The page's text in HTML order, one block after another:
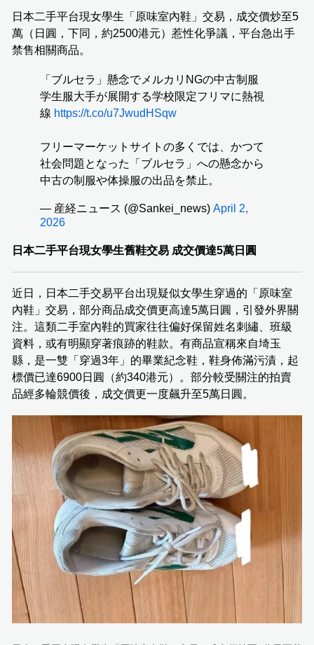
日本二手平台現女學生「原味室內鞋」交易，成交價炒至5
萬（日圓，下同，約2500港元）惹性化爭議，平台急出手
禁售相關商品。
「ブルセラ」懸念でメルカリNGの中古制服
学生服大手が展開する学校限定フリマに熱視
線 https://t.co/u7JwudHSqw
フリーマーケットサイトの多くでは、かつて
社会問題となった「ブルセラ」への懸念から
中古の制服や体操服の出品を禁止。
— 産経ニュース (@Sankei_news) April 2,
2026
日本二手平台現女學生舊鞋交易 成交價達5萬日圓
近日，日本二手交易平台出現疑似女學生穿過的「原味室
內鞋」交易，部分商品成交價更高達5萬日圓，引發外界關
注。這類二手室內鞋的買家往往偏好保留姓名刺繡、班級
資料，或有明顯穿著痕跡的鞋款。有商品宣稱來自埼玉
縣，是一雙「穿過3年」的畢業紀念鞋，鞋身佈滿污漬，起
標價已達6900日圓（約340港元）。部分較受關注的拍賣
品經多輪競價後，成交價更一度飆升至5萬日圓。